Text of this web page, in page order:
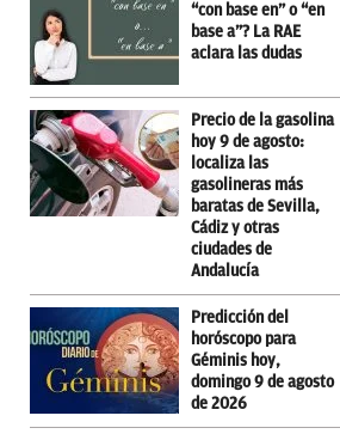
“con base en” o “en
base a”? La RAE
aclara las dudas
Precio de la gasolina
hoy 9 de agosto:
localiza las
gasolineras más
baratas de Sevilla,
Cádiz y otras
ciudades de
Andalucía
Predicción del
horóscopo para
Géminis hoy,
domingo 9 de agosto
de 2026